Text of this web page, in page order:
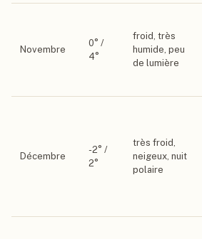
Novembre
0° /
4°
froid, très
humide, peu
de lumière
Décembre
-2° /
2°
très froid,
neigeux, nuit
polaire